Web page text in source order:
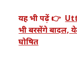
यह भी पढ़ें 👉
भी बरसेंगे बादल,
घोषित